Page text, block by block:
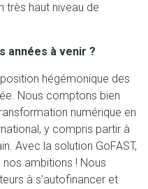
très haut niveau de
années à venir ?
hégémonique des
Nous comptons bien
numérique en
y compris partir à
Avec la solution GoFAST,
ambitions ! Nous
à s’autofinancer et